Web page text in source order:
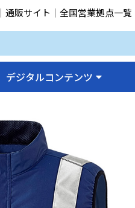
｜通販サイト ｜全国営業拠点一覧
デジタルコンテンツ